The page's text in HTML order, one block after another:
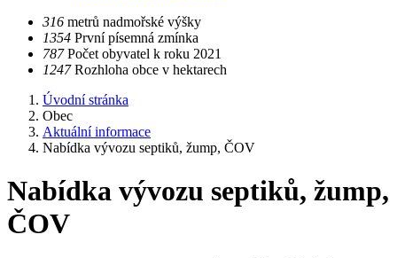
​​316 metrů nadmořské výšky
​​1354 První písemná zmínka
​​787 Počet obyvatel k roku 2021
​​1247 Rozhloha obce v hektarech
Úvodní stránka
Obec
Aktuální informace
Nabídka vývozu septiků, žump, ČOV
Nabídka vývozu septiků, žump,
ČOV